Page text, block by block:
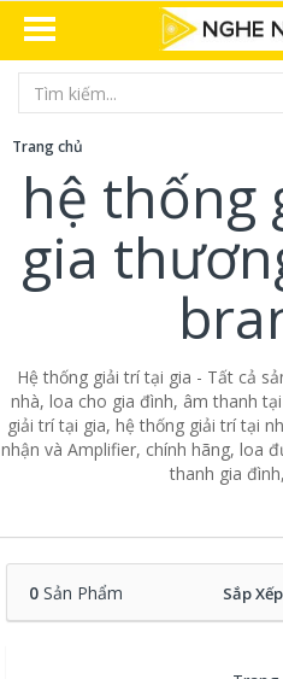
Trang chủ
hệ thống
gia
Hệ thống giải trí tại gia - Tất cả
nhà, loa cho gia đình, âm thanh
giải trí tại gia, hệ thống giải trí tại
nhận và Amplifier, chính hãng, loa
thanh gia
0 Sản Phẩm Sắp